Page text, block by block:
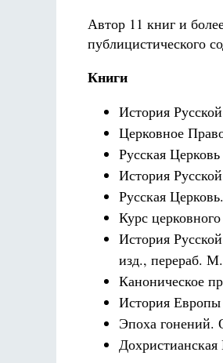
Автор 11 книг и
публицистического
Книги
История
Церковное
Русская
История
Русская
Курс
История
изд., перераб.
Каноническое
История
Эпоха гонений.